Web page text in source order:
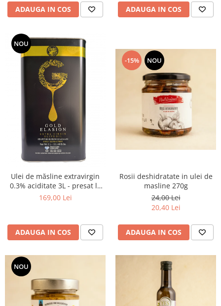
ADAUGA IN COS ADAUGA IN COS
NOU
Ulei de măsline extravirgin
0.3% aciditate 3L - presat la
rece
169,00 Lei
ADAUGA IN COS
-15% NOU
Rosii deshidratate in ulei de
masline 270g
24,00 Lei
20,40 Lei
ADAUGA IN COS
NOU